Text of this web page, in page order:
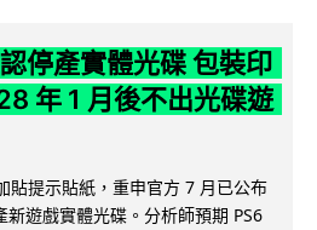
停產實體光碟 包裝印
年 1 月後不出光碟遊
貼提示貼紙，重申官方 7 月已公布
遊戲實體光碟。分析師預期 PS6